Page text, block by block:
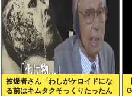
被爆者さん「わしがケロイドにな
る前はキムタクそっくりたったん